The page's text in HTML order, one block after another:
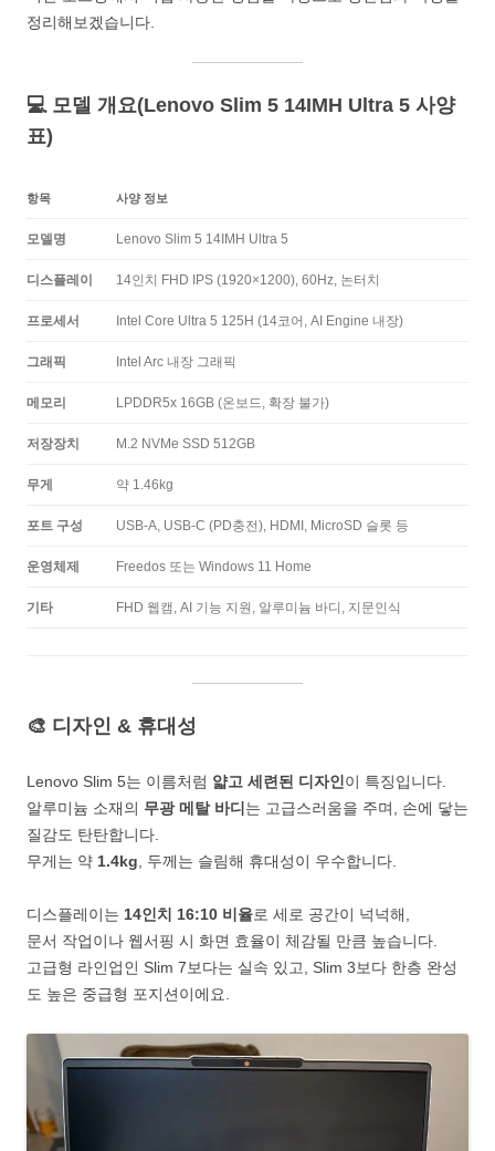
정리해보겠습니다.
💻 모델 개요(Lenovo Slim 5 14IMH Ultra 5 사양
표)
항목 사양 정보
모델명 Lenovo Slim 5 14IMH Ultra 5
디스플레이 14인치 FHD IPS (1920×1200), 60Hz, 논터치
프로세서 Intel Core Ultra 5 125H (14코어, AI Engine 내장)
그래픽 Intel Arc 내장 그래픽
메모리 LPDDR5x 16GB (온보드, 확장 불가)
저장장치 M.2 NVMe SSD 512GB
무게 약 1.46kg
포트 구성 USB-A, USB-C (PD충전), HDMI, MicroSD 슬롯 등
운영체제 Freedos 또는 Windows 11 Home
기타 FHD 웹캠, AI 기능 지원, 알루미늄 바디, 지문인식
🎨 디자인 & 휴대성
Lenovo Slim 5는 이름처럼 얇고 세련된 디자인 이 특징입니다.
알루미늄 소재의 무광 메탈 바디 는 고급스러움을 주며, 손에 닿는
질감도 탄탄합니다.
무게는 약 1.4kg , 두께는 슬림해 휴대성이 우수합니다.
디스플레이는 14인치 16:10 비율로 세로 공간이 넉넉해,
문서 작업이나 웹서핑 시 화면 효율이 체감될 만큼 높습니다.
고급형 라인업인 Slim 7보다는 실속 있고, Slim 3보다 한층 완성
도 높은 중급형 포지션이에요.